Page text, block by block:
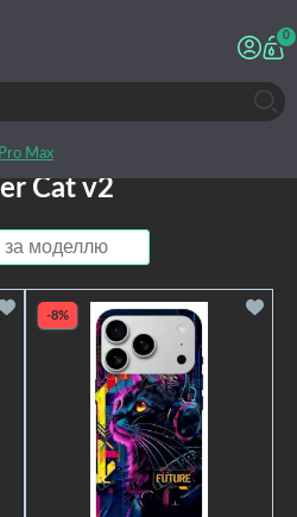
0
Max
Cat v2
-8%